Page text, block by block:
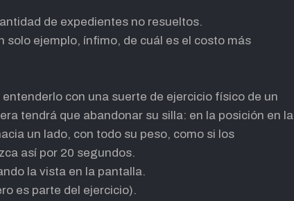
de expedientes no resueltos.
solo ejemplo, ínfimo, de cuál es el costo más
con una suerte de ejercicio físico de un
tendrá que abandonar su silla: en la posición en la
un lado, con todo su peso, como si los
así por 20 segundos.
la vista en la pantalla.
es parte del ejercicio).